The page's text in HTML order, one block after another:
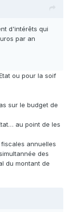
d'intérêts qui
par an
ou pour la soif
sur le budget de
au point de les
annuelles
des
du montant de